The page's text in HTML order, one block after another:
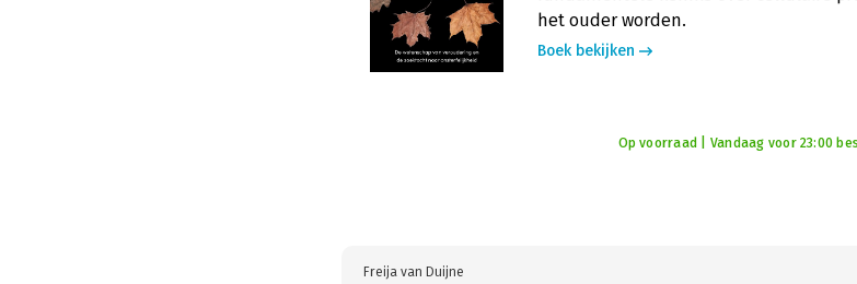
het ouder worden.
Boek bekijken
Op voorraad | Vandaag voor 23:00
Freija van Duijne